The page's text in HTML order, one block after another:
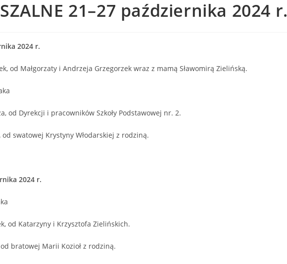
21–27 października 2024 r.
2024 r.
od Małgorzaty i Andrzeja Grzegorzek wraz z mamą Sławomirą Zielińską.
od Dyrekcji i pracowników Szkoły Podstawowej nr. 2.
od swatowej Krystyny Włodarskiej z rodziną.
2024 r.
od Katarzyny i Krzysztofa Zielińskich.
bratowej Marii Kozioł z rodziną.